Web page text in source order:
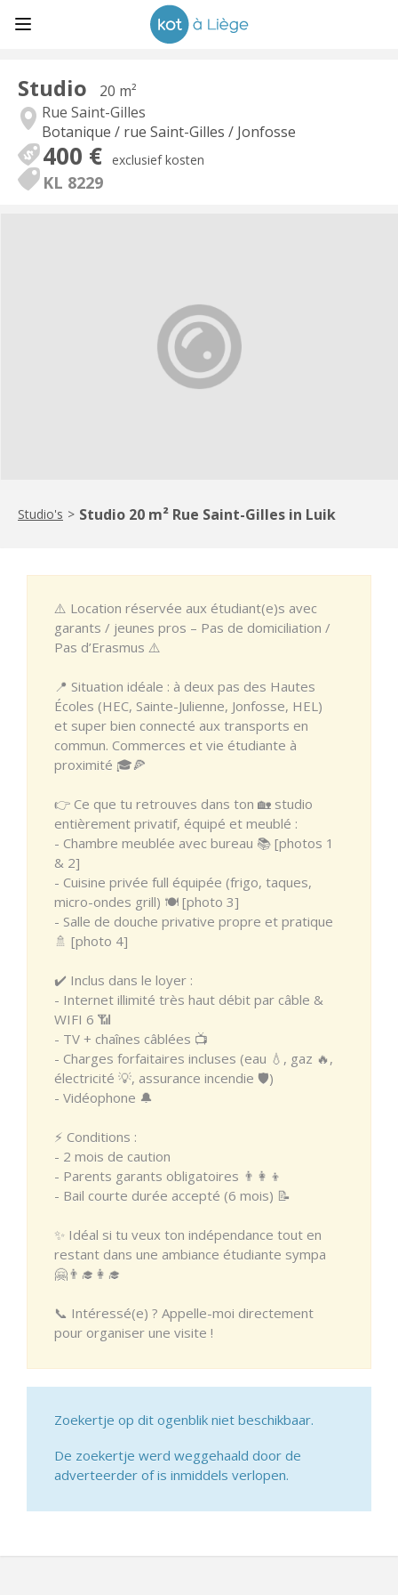
Studio
20 m²
Rue Saint-Gilles
Botanique / rue Saint-Gilles / Jonfosse
400 € exclusief kosten
KL 8229
Studio's > Studio 20 m² Rue Saint-Gilles in Luik
⚠️ Location réservée aux étudiant(e)s avec
garants / jeunes pros – Pas de domiciliation /
Pas d’Erasmus ⚠️
📍 Situation idéale : à deux pas des Hautes
Écoles (HEC, Sainte-Julienne, Jonfosse, HEL)
et super bien connecté aux transports en
commun. Commerces et vie étudiante à
proximité 🎓🍕
👉 Ce que tu retrouves dans ton 🏡 studio
entièrement privatif, équipé et meublé :
- Chambre meublée avec bureau 📚 [photos 1
& 2]
- Cuisine privée full équipée (frigo, taques,
micro-ondes grill) 🍽️ [photo 3]
- Salle de douche privative propre et pratique
🚿 [photo 4]
✔️ Inclus dans le loyer :
- Internet illimité très haut débit par câble &
WIFI 6 📶
- TV + chaînes câblées 📺
- Charges forfaitaires incluses (eau 💧, gaz 🔥,
électricité 💡, assurance incendie 🛡️)
- Vidéophone 🔔
⚡ Conditions :
- 2 mois de caution
- Parents garants obligatoires 👨‍👩‍👦
- Bail courte durée accepté (6 mois) 📝
✨ Idéal si tu veux ton indépendance tout en
restant dans une ambiance étudiante sympa
🤗👨‍🎓👩‍🎓
📞 Intéressé(e) ? Appelle-moi directement
pour organiser une visite !
Zoekertje op dit ogenblik niet beschikbaar.
De zoekertje werd weggehaald door de
adverteerder of is inmiddels verlopen.